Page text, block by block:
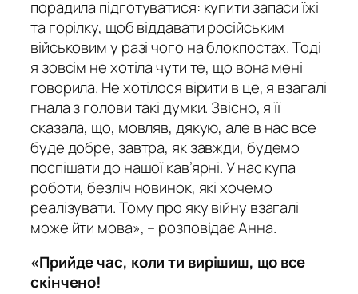
порадила підготуватися: купити запаси їжі
та горілку, щоб віддавати російським
військовим у разі чого на блокпостах. Тоді
я зовсім не хотіла чути те, що вона мені
говорила. Не хотілося вірити в це, я взагалі
гнала з голови такі думки. Звісно, я її
сказала, що, мовляв, дякую, але в нас все
буде добре, завтра, як завжди, будемо
поспішати до нашої кав’ярні. У нас купа
роботи, безліч новинок, які хочемо
реалізувати. Тому про яку війну взагалі
може йти мова», – розповідає Анна.
«Прийде час, коли ти вирішиш, що все
скінчено!